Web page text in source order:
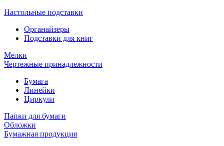
Настольные подставки
Органайзеры
Подставки для книг
Мелки
Чертежные принадлежности
Бумага
Линейки
Циркули
Папки для бумаги
Обложки
Бумажная продукция